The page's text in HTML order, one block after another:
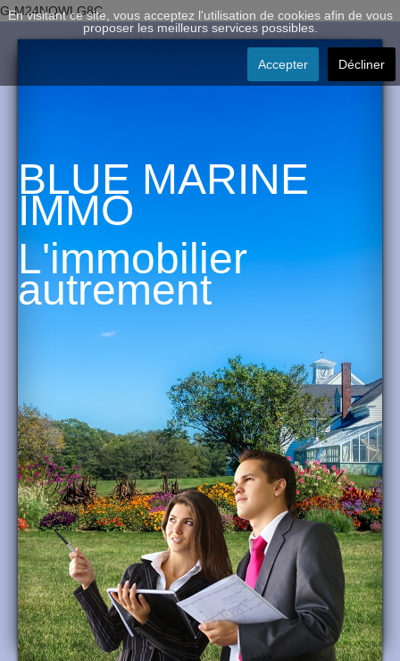
G-M24NQWLG8C
BLUE MARINE
IMMO
L'immobilier
autrement
En visitant ce site, vous acceptez l'utilisation de cookies afin de vous
proposer les meilleurs services possibles.
Accepter Décliner